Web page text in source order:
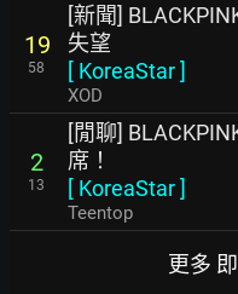
19
58
[新聞]
失望
[ KoreaStar]
XOD
2
13
[閒聊]
席！
[ KoreaStar]
Teentop
更多